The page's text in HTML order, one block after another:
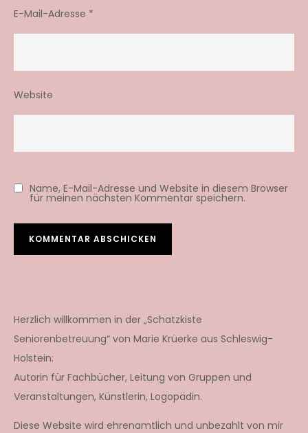
E-Mail-Adresse *
Website
Name, E-Mail-Adresse und Website in diesem Browser
für meinen nächsten Kommentar speichern.
Herzlich willkommen in der „Schatzkiste
Seniorenbetreuung“ von Marie Krüerke aus Schleswig-
Holstein:
Autorin für Fachbücher, Leitung von Gruppen und
Veranstaltungen, Künstlerin, Logopädin.
Diese Website wird ehrenamtlich und unbezahlt von mir